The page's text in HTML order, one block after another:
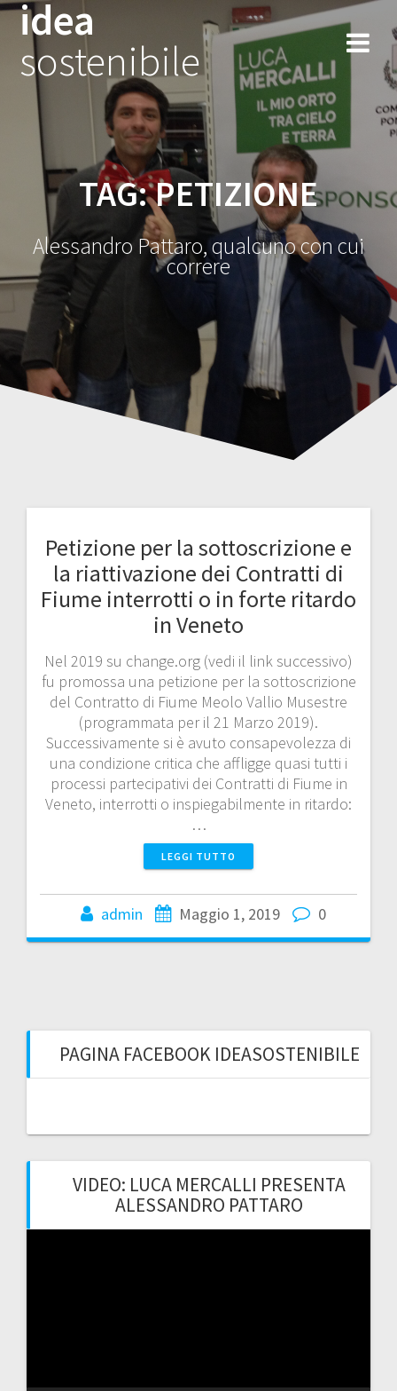
al
contenuto
idea
sostenibile
TAG:PETIZIONE
Alessandro Pattaro, qualcuno con cui
correre
Petizione per la sottoscrizione e
la riattivazione dei Contratti di
Fiume interrotti o in forte ritardo
in Veneto
Nel 2019 su change.org (vedi il link successivo)
fu promossa una petizione per la sottoscrizione
del Contratto di Fiume Meolo Vallio Musestre
(programmata per il 21 Marzo 2019).
Successivamente si è avuto consapevolezza di
una condizione critica che affligge quasi tutti i
processi partecipativi dei Contratti di Fiume in
Veneto, interrotti o inspiegabilmente in ritardo:
…
LEGGI TUTTO
admin Maggio 1, 2019 0
PAGINA FACEBOOK IDEASOSTENIBILE
VIDEO: LUCA MERCALLI PRESENTA
ALESSANDRO PATTARO